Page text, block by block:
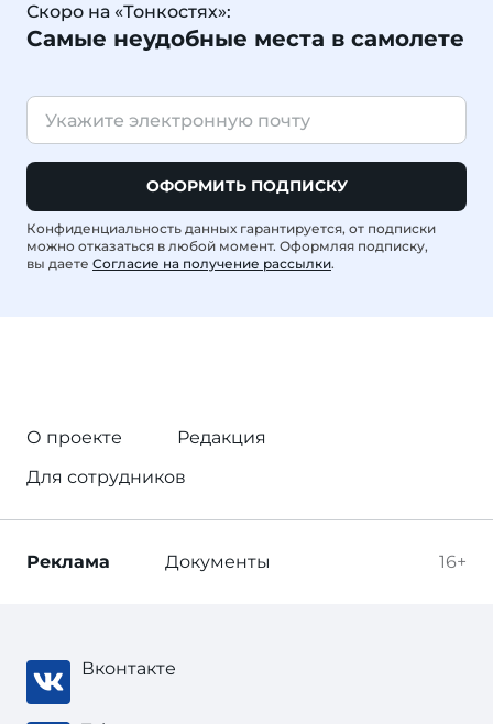
Скоро на «Тонкостях»:
Самые неудобные места в самолете
ОФОРМИТЬ ПОДПИСКУ
Конфиденциальность данных гарантируется, от подписки
можно отказаться в любой момент. Оформляя подписку,
вы даете Согласие на получение рассылки.
О проекте
Редакция
Для сотрудников
16+
Реклама Документы
Вконтакте